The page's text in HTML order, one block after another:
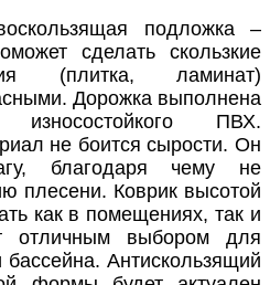
подложка –
сделать скользкие
(плитка, ламинат)
Дорожка выполнена
ПВХ.
не боится сырости. Он
благодаря чему не
плесени. Коврик высотой
как в помещениях, так и
отличным выбором для
бассейна. Антискользящий